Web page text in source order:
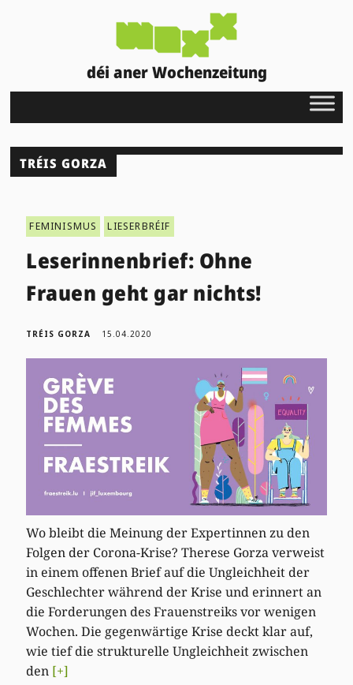
déi aner Wochenzeitung
TRÉIS GORZA
FEMINISMUS LIESERBRÉIF
Leserinnenbrief: Ohne
Frauen geht gar nichts!
TRÉIS GORZA 15.04.2020
Wo bleibt die Meinung der Expertinnen zu den
Folgen der Corona-Krise? Therese Gorza verweist
in einem offenen Brief auf die Ungleichheit der
Geschlechter während der Krise und erinnert an
die Forderungen des Frauenstreiks vor wenigen
Wochen. Die gegenwärtige Krise deckt klar auf,
wie tief die strukturelle Ungleichheit zwischen
den [+]